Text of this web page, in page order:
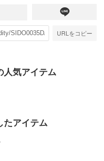
URLをコピー
人気アイテム
たアイテム